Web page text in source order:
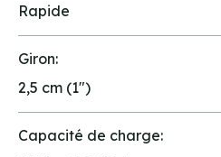
Rapide
Giron:
2,5 cm (1")
Capacité de charge: